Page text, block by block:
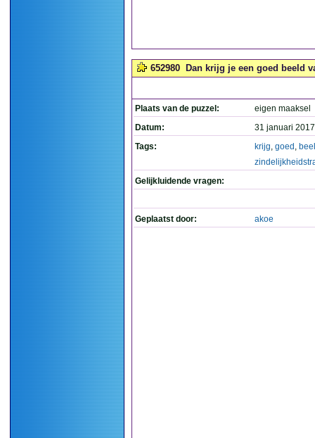
652980 Dan krijg je een goed beeld
Plaats van de puzzel:
eigen maaksel
Datum:
31 januari
Tags:
krijg, goed ,
Gelijkluidende vragen:
Geplaatst door: akoe